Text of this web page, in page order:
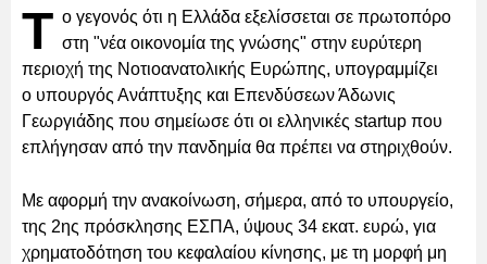
Τ ο γεγονός ότι η Ελλάδα εξελίσσεται σε πρωτοπόρο
στη "νέα οικονομία της γνώσης" στην ευρύτερη
περιοχή της Νοτιοανατολικής Ευρώπης, υπογραμμίζει
ο υπουργός Ανάπτυξης και Επενδύσεων Άδωνις
Γεωργιάδης που σημείωσε ότι οι ελληνικές startup που
επλήγησαν από την πανδημία θα πρέπει να στηριχθούν.
Με αφορμή την ανακοίνωση, σήμερα, από το υπουργείο,
της 2ης πρόσκλησης ΕΣΠΑ, ύψους 34 εκατ. ευρώ, για
χρηματοδότηση του κεφαλαίου κίνησης, με τη μορφή μη